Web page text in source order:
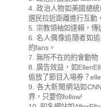
4. 政治人物如美國總
選民拉近距離進行互動
5. 宗教領袖如達賴，傳
6. 名人偶像追隨者如
的fans。
7. 無所不在的約會動物
8. 廣告效益，如
偷放了節目入場券？
9. 各大新聞網站如
界，只要你follow!